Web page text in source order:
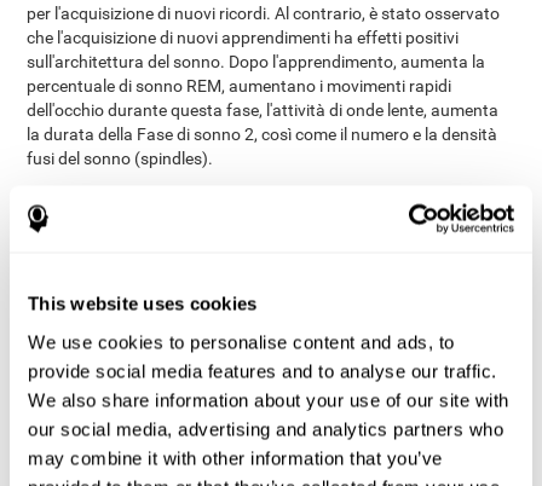
This website uses cookies
We use cookies to personalise content and ads, to
provide social media features and to analyse our traffic.
We also share information about your use of our site with
our social media, advertising and analytics partners who
may combine it with other information that you’ve
per l'acquisizione di nuovi ricordi. Al contrario, è stato osservato
che l'acquisizione di nuovi apprendimenti ha effetti positivi
sull'architettura del sonno. Dopo l'apprendimento, aumenta la
percentuale di sonno REM, aumentano i movimenti rapidi
dell'occhio durante questa fase, l'attività di onde lente, aumenta
la durata della Fase di sonno 2, così come il numero e la densità
fusi del sonno (spindles).
apprendimento derivato da un adeguato
allenamento cognitivo
Migliorare lo stato cognitivo.
Metodologia
Progetto di studio
È stato realizzato uno studio clinico controllato randomizzato di